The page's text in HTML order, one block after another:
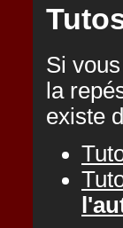
Si
la
existe